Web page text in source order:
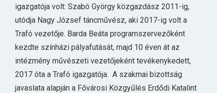
igazgatója volt: Szabó György közgazdász 2011-ig,
utódja Nagy József táncművész, aki 2017-ig volt a
Trafó vezetője. Barda Beáta programszervezőként
kezdte színházi pályafutását, majd 10 éven át az
intézmény művészeti vezetőjeként tevékenykedett,
2017 óta a Trafó igazgatója. A szakmai bizottság
javaslata alapján a Fővárosi Közgyűlés Erdődi Katalint